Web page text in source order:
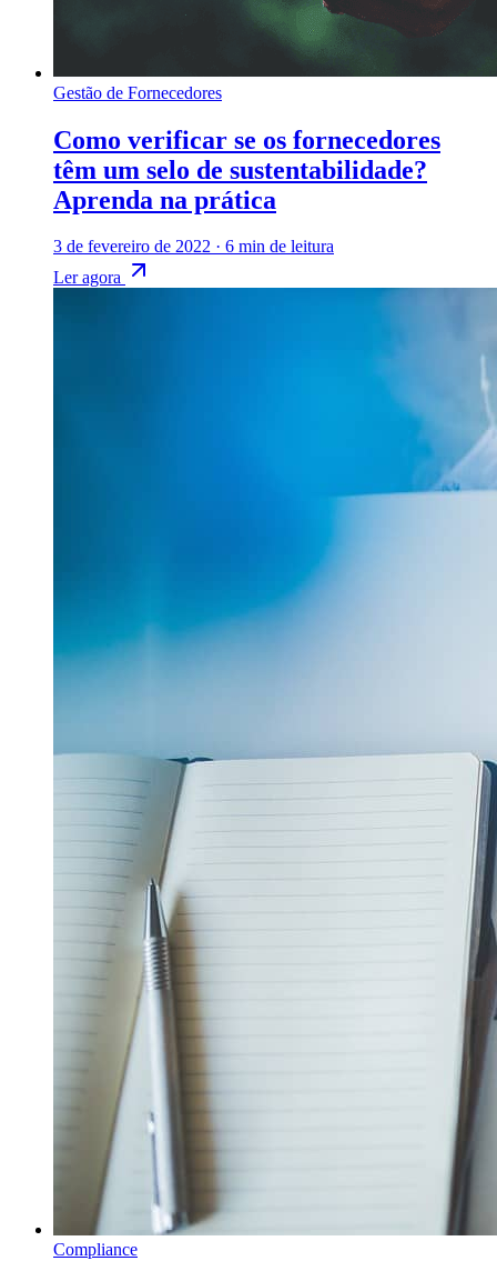
Gestão de Fornecedores
Como verificar se os fornecedores
têm um selo de sustentabilidade?
Aprenda na prática
3 de fevereiro de 2022 · 6 min de leitura
Ler agora
Compliance